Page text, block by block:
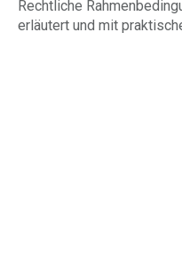
Rechtliche
erläutert und mit